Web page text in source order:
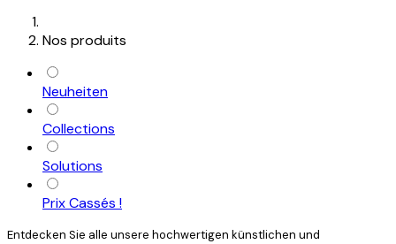
Nos produits
Neuheiten
Collections
Solutions
Prix Cassés !
Entdecken Sie alle unsere hochwertigen künstlichen und